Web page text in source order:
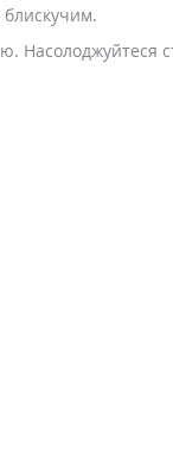
блискучим.
Насолоджуйтеся